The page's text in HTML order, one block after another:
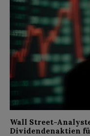
Wall Street-
Dividendenaktien